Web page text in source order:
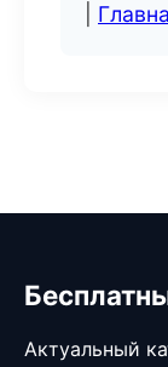
Актуальный